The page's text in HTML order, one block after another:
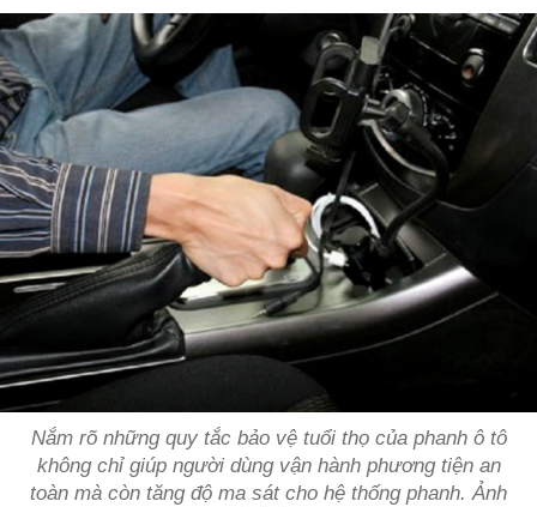
Nắm rõ những quy tắc bảo vệ tuổi thọ của phanh ô tô
không chỉ giúp người dùng vận hành phương tiện an
toàn mà còn tăng độ ma sát cho hệ thống phanh. Ảnh